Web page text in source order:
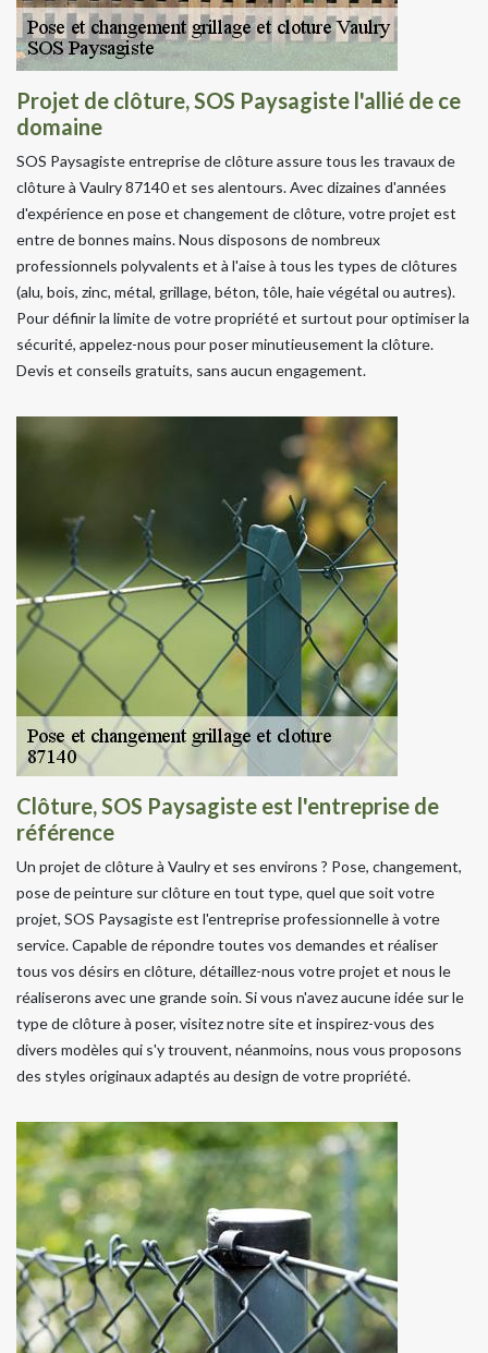
Projet de clôture, SOS Paysagiste l'allié de ce
domaine
SOS Paysagiste entreprise de clôture assure tous les travaux de
clôture à Vaulry 87140 et ses alentours. Avec dizaines d'années
d'expérience en pose et changement de clôture, votre projet est
entre de bonnes mains. Nous disposons de nombreux
professionnels polyvalents et à l'aise à tous les types de clôtures
(alu, bois, zinc, métal, grillage, béton, tôle, haie végétal ou autres).
Pour définir la limite de votre propriété et surtout pour optimiser la
sécurité, appelez-nous pour poser minutieusement la clôture.
Devis et conseils gratuits, sans aucun engagement.
Clôture, SOS Paysagiste est l'entreprise de
référence
Un projet de clôture à Vaulry et ses environs ? Pose, changement,
pose de peinture sur clôture en tout type, quel que soit votre
projet, SOS Paysagiste est l'entreprise professionnelle à votre
service. Capable de répondre toutes vos demandes et réaliser
tous vos désirs en clôture, détaillez-nous votre projet et nous le
réaliserons avec une grande soin. Si vous n'avez aucune idée sur le
type de clôture à poser, visitez notre site et inspirez-vous des
divers modèles qui s'y trouvent, néanmoins, nous vous proposons
des styles originaux adaptés au design de votre propriété.